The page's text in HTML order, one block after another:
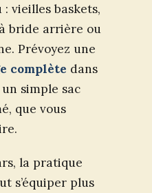
: vieilles baskets,
bride arrière ou
Prévoyez une
complète dans
simple sac
que vous
la pratique
s’équiper plus